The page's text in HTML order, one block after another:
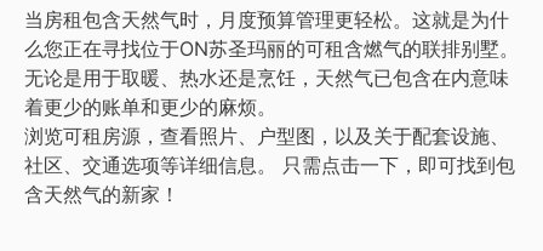
当房租包含天然气时，月度预算管理更轻松。这就是为什
么您正在寻找位于ON苏圣玛丽的可租含燃气的联排别墅。
无论是用于取暖、热水还是烹饪，天然气已包含在内意味
着更少的账单和更少的麻烦。
浏览可租房源，查看照片、户型图，以及关于配套设施、
社区、交通选项等详细信息。
只需点击一下，即可找到包
含天然气的新家！